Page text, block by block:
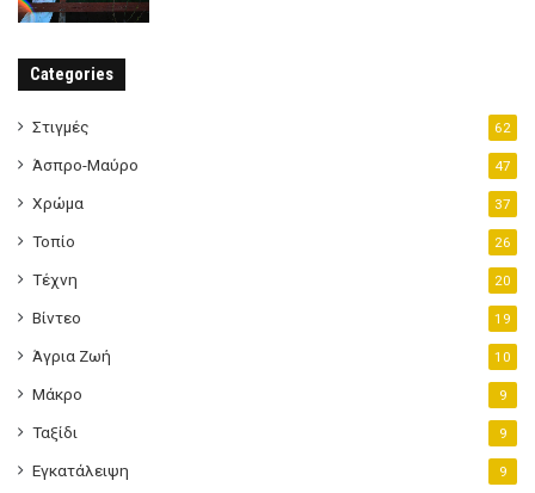
Categories
Στιγμές 62
Άσπρο-Μαύρο 47
Χρώμα 37
Τοπίο 26
Τέχνη 20
Βίντεο 19
Άγρια Ζωή 10
Μάκρο 9
Ταξίδι 9
Εγκατάλειψη 9